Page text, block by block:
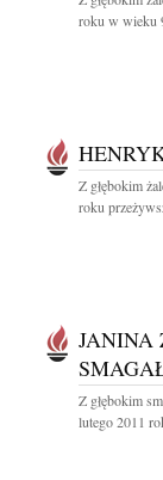
roku w wieku
Z głębokim
roku
JANINA
Z głębokim
lutego 2011